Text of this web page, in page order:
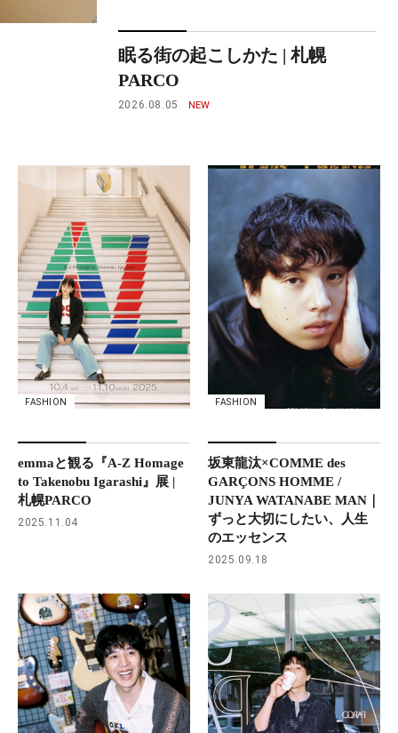
眠る街の起こしかた | 札幌
PARCO
2026.08.05
FASHION
emmaと観る『A-Z Homage
to Takenobu Igarashi』展 |
札幌PARCO
2025.11.04
FASHION
坂東龍汰×COMME des
GARÇONS HOMME /
JUNYA WATANABE MAN｜
ずっと大切にしたい、人生
のエッセンス
2025.09.18